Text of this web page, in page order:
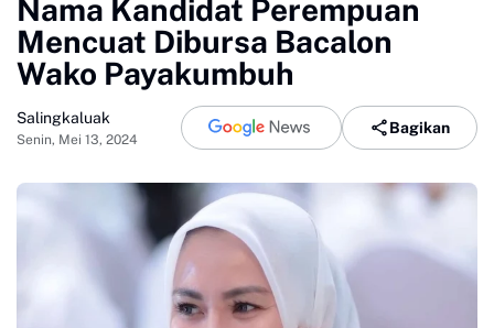
Nama Kandidat Perempuan
Mencuat Dibursa Bacalon
Wako Payakumbuh
Salingkaluak
Senin, Mei 13, 2024
Bagikan